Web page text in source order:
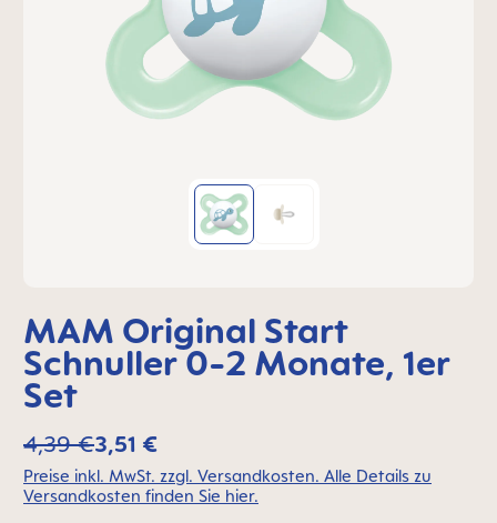
MAM Original Start
Schnuller 0-2 Monate, 1er
Set
3,51 €
4,39 €
Preise inkl. MwSt. zzgl. Versandkosten. Alle Details zu
Versandkosten finden Sie hier.